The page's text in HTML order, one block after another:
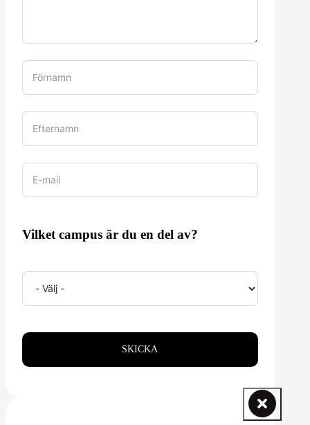
Vilket campus är du en del av?
SKICKA